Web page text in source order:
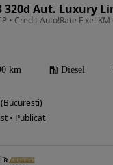
320d Aut. Luxury
• Credit Auto!Rate Fixe! KM
km Diesel
• Publicat